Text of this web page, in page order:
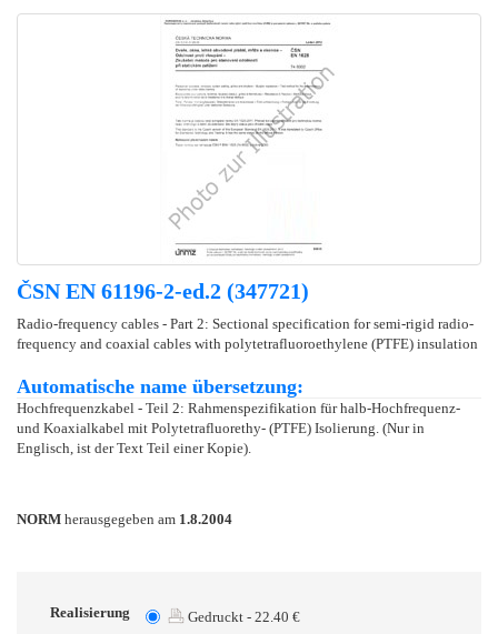
ČSN EN 61196-2-ed.2 (347721)
Radio-frequency cables - Part 2: Sectional specification for semi-rigid radio-
frequency and coaxial cables with polytetrafluoroethylene (PTFE) insulation
Automatische name übersetzung:
Hochfrequenzkabel - Teil 2: Rahmenspezifikation für halb-Hochfrequenz-
und Koaxialkabel mit Polytetrafluorethy- (PTFE) Isolierung. (Nur in
Englisch, ist der Text Teil einer Kopie).
NORM herausgegeben am 1.8.2004
Realisierung Gedruckt - 22.40 €